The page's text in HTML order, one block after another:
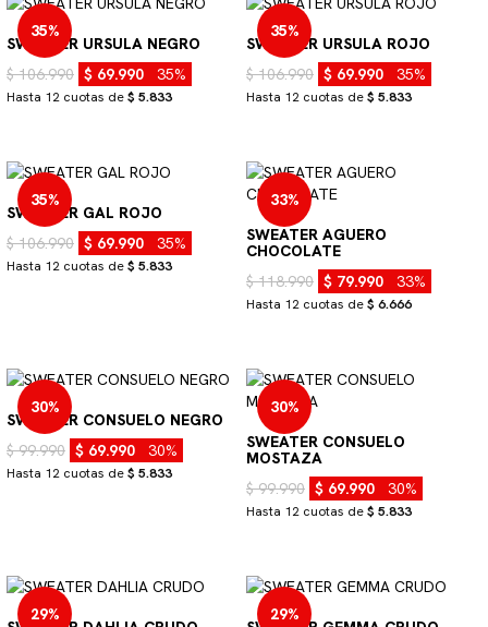
35%
SWEATER URSULA NEGRO
$ 106.990 $ 69.990 35%
Hasta 12 cuotas de$ 5.833
35%
SWEATER URSULA ROJO
$ 106.990 $ 69.990 35%
Hasta 12 cuotas de$ 5.833
35%
SWEATER GAL ROJO
$ 106.990 $ 69.990 35%
Hasta 12 cuotas de$ 5.833
33%
SWEATER AGUERO
CHOCOLATE
$ 118.990 $ 79.990 33%
Hasta 12 cuotas de$ 6.666
30%
SWEATER CONSUELO NEGRO
$ 99.990 $ 69.990 30%
Hasta 12 cuotas de$ 5.833
30%
SWEATER CONSUELO
MOSTAZA
$ 99.990 $ 69.990 30%
Hasta 12 cuotas de$ 5.833
29% 29%